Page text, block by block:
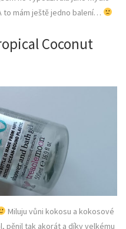
to mám ještě jedno balení…
Coconut
Miluju vůni kokosu a kokosové
pěnil tak akorát a díky velkému